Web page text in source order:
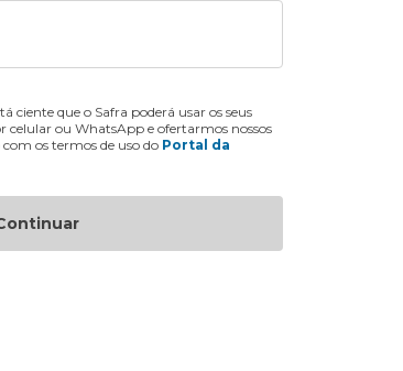
ciente que o Safra poderá usar os seus
celular ou WhatsApp e ofertarmos nossos
os termos de uso do Portal da